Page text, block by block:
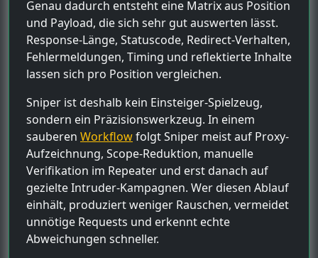
Genau dadurch entsteht eine Matrix aus Position
und Payload, die sich sehr gut auswerten lässt.
Response-Länge, Statuscode, Redirect-Verhalten,
Fehlermeldungen, Timing und reflektierte Inhalte
lassen sich pro Position vergleichen.
Sniper ist deshalb kein Einsteiger-Spielzeug,
sondern ein Präzisionswerkzeug. In einem
sauberen Workflowfolgt Sniper meist auf Proxy-
Aufzeichnung, Scope-Reduktion, manuelle
Verifikation im Repeater und erst danach auf
gezielte Intruder-Kampagnen. Wer diesen Ablauf
einhält, produziert weniger Rauschen, vermeidet
unnötige Requests und erkennt echte
Abweichungen schneller.